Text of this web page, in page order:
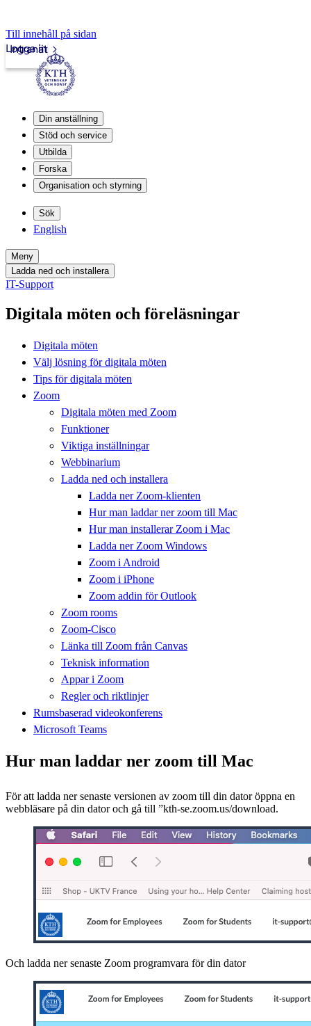
Till innehåll på sidan
Intranät
Logga in
Din anställning
Stöd och service
Utbilda
Forska
Organisation och styrning
Sök
English
Meny
Ladda ned och installera
IT-Support
Digitala möten och föreläsningar
Digitala möten
Välj lösning för digitala möten
Tips för digitala möten
Zoom
Digitala möten med Zoom
Funktioner
Viktiga inställningar
Webbinarium
Ladda ned och installera
Ladda ner Zoom-klienten
Hur man laddar ner zoom till Mac
Hur man installerar Zoom i Mac
Ladda ner Zoom Windows
Zoom i Android
Zoom i iPhone
Zoom addin för Outlook
Zoom rooms
Zoom-Cisco
Länka till Zoom från Canvas
Teknisk information
Appar i Zoom
Regler och riktlinjer
Rumsbaserad videokonferens
Microsoft Teams
Hur man laddar ner zoom till Mac
För att ladda ner senaste versionen av zoom till din dator öppna en
webbläsare på din dator och gå till ”kth-se.zoom.us/download.
Och ladda ner senaste Zoom programvara för din dator